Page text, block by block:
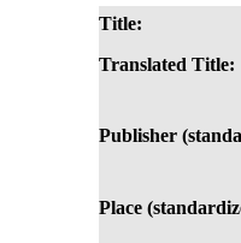
Title:
Translated Title:
Publisher
Place